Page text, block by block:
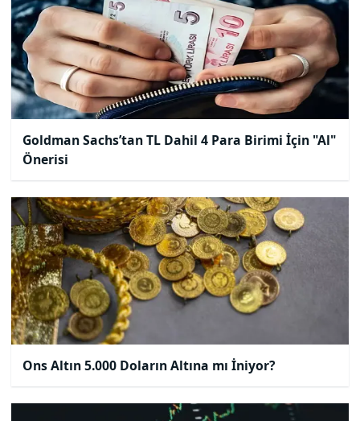
Goldman Sachs’tan TL Dahil 4 Para Birimi İçin "Al"
Önerisi
​Ons Altın 5.000 Doların Altına mı İniyor?